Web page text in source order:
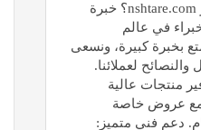
عالية الجودة. لماذا تختار nshtare.com؟ خبرة
في عالم
بخبرة كبيرة، ونسعى
لعملائنا.
منتجات عالية
مع عروض خاصة
دعم فني متميز: